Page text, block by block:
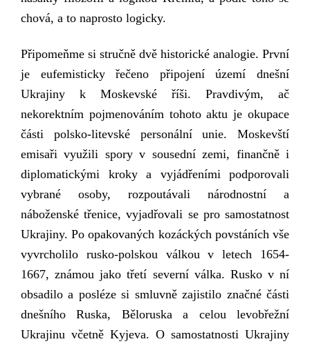
chová, a to naprosto logicky.
Připomeňme si stručně dvě historické analogie. První
je eufemisticky řečeno připojení území dnešní
Ukrajiny k Moskevské říši. Pravdivým, ač
nekorektním pojmenováním tohoto aktu je okupace
části polsko-litevské personální unie. Moskevští
emisaři využili spory v sousední zemi, finančně i
diplomatickými kroky a vyjádřeními podporovali
vybrané osoby, rozpoutávali národnostní a
náboženské třenice, vyjadřovali se pro samostatnost
Ukrajiny. Po opakovaných kozáckých povstáních vše
vyvrcholilo rusko-polskou válkou v letech 1654-
1667, známou jako třetí severní válka. Rusko v ní
obsadilo a posléze si smluvnězajistilo značné části
dnešního Ruska, Běloruska a celou levobřežní
Ukrajinu včetně Kyjeva. O samostatnosti Ukrajiny